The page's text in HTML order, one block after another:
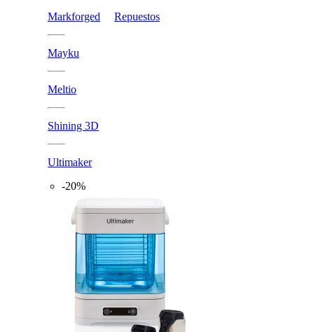
Markforged
Mayku
Meltio
Shining 3D
Ultimaker
Repuestos
-20%